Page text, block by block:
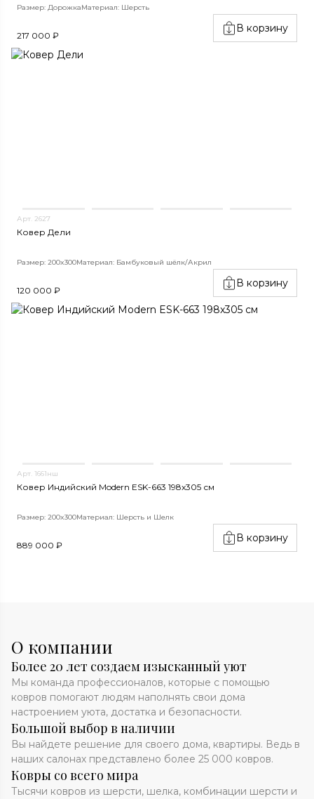
Размер: ДорожкаМатериал: Шерсть
217 000 ₽
В корзину
Арт. 2627
Ковер Дели
Размер: 200x300Материал: Бамбуковый шёлк/Акрил
120 000 ₽
В корзину
Арт. 1661нш
Ковер Индийский Modern ESK-663 198x305 см
Размер: 200x300Материал: Шерсть и Шелк
889 000 ₽
В корзину
О компании
Более 20 лет создаем изысканный уют
Мы команда профессионалов, которые с помощью
ковров помогают людям наполнять свои дома
настроением уюта, достатка и безопасности.
Большой выбор в наличии
Вы найдете решение для своего дома, квартиры. Ведь в
наших салонах представлено более 25 000 ковров.
Ковры со всего мира
Тысячи ковров из шерсти, шелка, комбинации шерсти и